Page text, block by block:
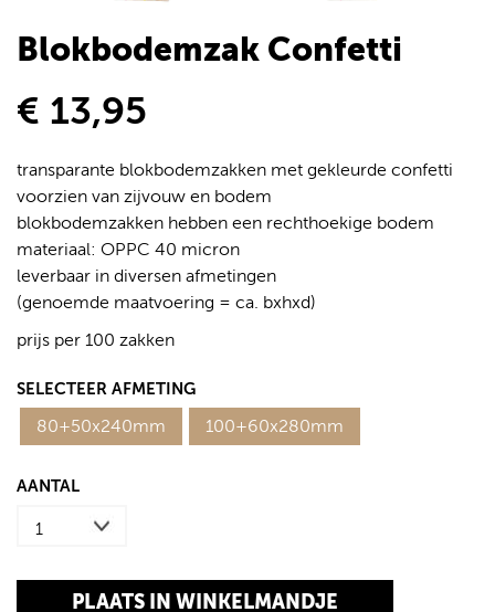
Blokbodemzak Confetti
€ 13,95
transparante blokbodemzakken met gekleurde confetti
voorzien van zijvouw en bodem
blokbodemzakken hebben een rechthoekige bodem
materiaal: OPPC 40 micron
leverbaar in diversen afmetingen
(genoemde maatvoering = ca. bxhxd)
prijs per 100 zakken
SELECTEER AFMETING
80+50x240mm 100+60x280mm
AANTAL